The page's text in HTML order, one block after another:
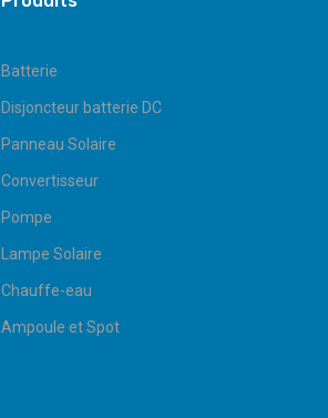
Batterie
Disjoncteur batterie DC
Panneau Solaire
Convertisseur
Pompe
Lampe Solaire
Chauffe-eau
Ampoule et Spot